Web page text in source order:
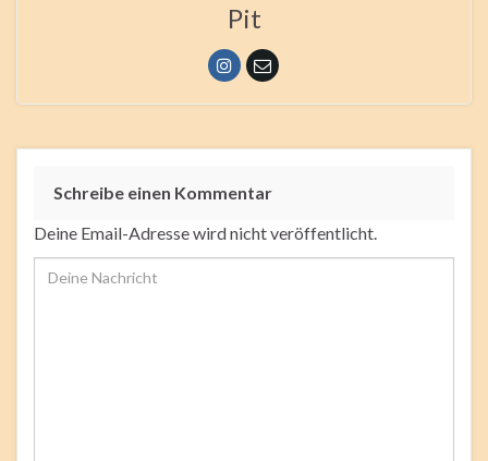
Pit
Schreibe einen Kommentar
Deine Email-Adresse wird nicht veröffentlicht.